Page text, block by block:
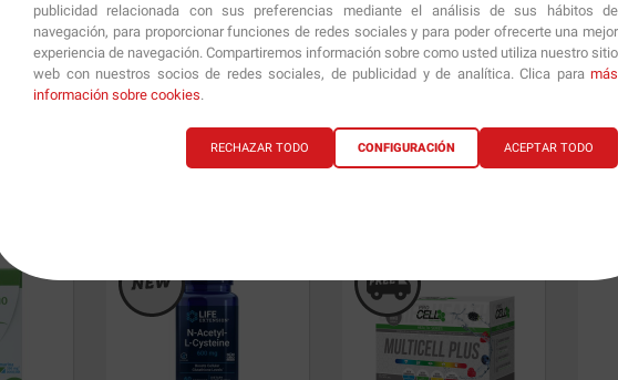
publicidad relacionada con sus preferencias mediante el análisis de sus hábitos de
navegación, para proporcionar funciones de redes sociales y para poder ofrecerte una mejor
experiencia de navegación. Compartiremos información sobre como usted utiliza nuestro sitio
web con nuestros socios de redes sociales, de publicidad y de analítica. Clica para más
información sobre cookies.
ACEPTAR TODO
RECHAZAR TODO CONFIGURACIÓN
Thistle
caps.
90